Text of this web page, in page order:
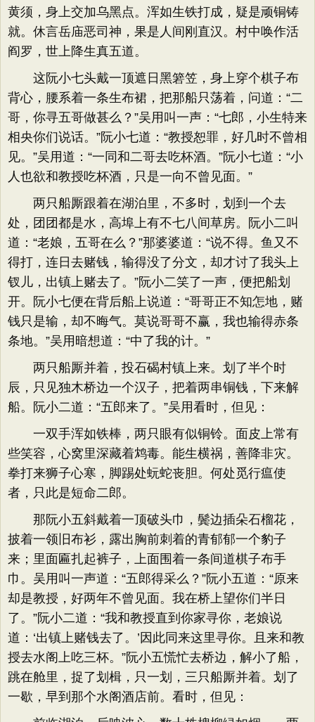
黄须，身上交加乌黑点。浑如生铁打成，疑是顽铜铸
就。休言岳庙恶司神，果是人间刚直汉。村中唤作活
阎罗，世上降生真五道。
这阮小七头戴一顶遮日黑箬笠，身上穿个棋子布
背心，腰系着一条生布裙，把那船只荡着，问道：“二
哥，你寻五哥做甚么？”吴用叫一声：“七郎，小生特来
相央你们说话。”阮小七道：“教授恕罪，好几时不曾相
见。”吴用道：“一同和二哥去吃杯酒。”阮小七道：“小
人也欲和教授吃杯酒，只是一向不曾见面。”
两只船厮跟着在湖泊里，不多时，划到一个去
处，团团都是水，高埠上有不七八间草房。阮小二叫
道：“老娘，五哥在么？”那婆婆道：“说不得。鱼又不
得打，连日去赌钱，输得没了分文，却才讨了我头上
钗儿，出镇上赌去了。”阮小二笑了一声，便把船划
开。阮小七便在背后船上说道：“哥哥正不知怎地，赌
钱只是输，却不晦气。莫说哥哥不赢，我也输得赤条
条地。”吴用暗想道：“中了我的计。”
两只船厮并着，投石碣村镇上来。划了半个时
辰，只见独木桥边一个汉子，把着两串铜钱，下来解
船。阮小二道：“五郎来了。”吴用看时，但见：
一双手浑如铁棒，两只眼有似铜铃。面皮上常有
些笑容，心窝里深藏着鸩毒。能生横祸，善降非灾。
拳打来狮子心寒，脚踢处蚖蛇丧胆。何处觅行瘟使
者，只此是短命二郎。
那阮小五斜戴着一顶破头巾，鬓边插朵石榴花，
披着一领旧布衫，露出胸前刺着的青郁郁一个豹子
来；里面匾扎起裤子，上面围着一条间道棋子布手
巾。吴用叫一声道：“五郎得采么？”阮小五道：“原来
却是教授，好两年不曾见面。我在桥上望你们半日
了。”阮小二道：“我和教授直到你家寻你，老娘说
道：‘出镇上赌钱去了。’因此同来这里寻你。且来和教
授去水阁上吃三杯。”阮小五慌忙去桥边，解小了船，
跳在舱里，捉了划楫，只一划，三只船厮并着。划了
一歇，早到那个水阁酒店前。看时，但见：